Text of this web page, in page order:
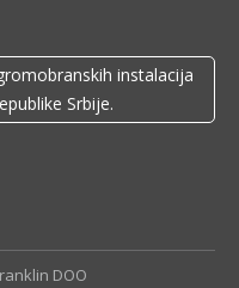
instalacija
Srbije.
DOO